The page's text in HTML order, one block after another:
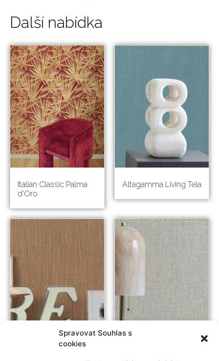
Spravovat Souhlas s
cookies
Další nabídka
Italian Classic Palma
d'Oro
Altagamma Living Tela